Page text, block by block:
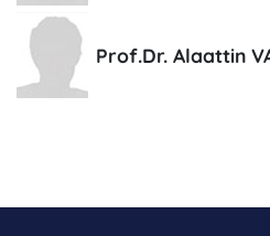
Prof.Dr. Alaattin